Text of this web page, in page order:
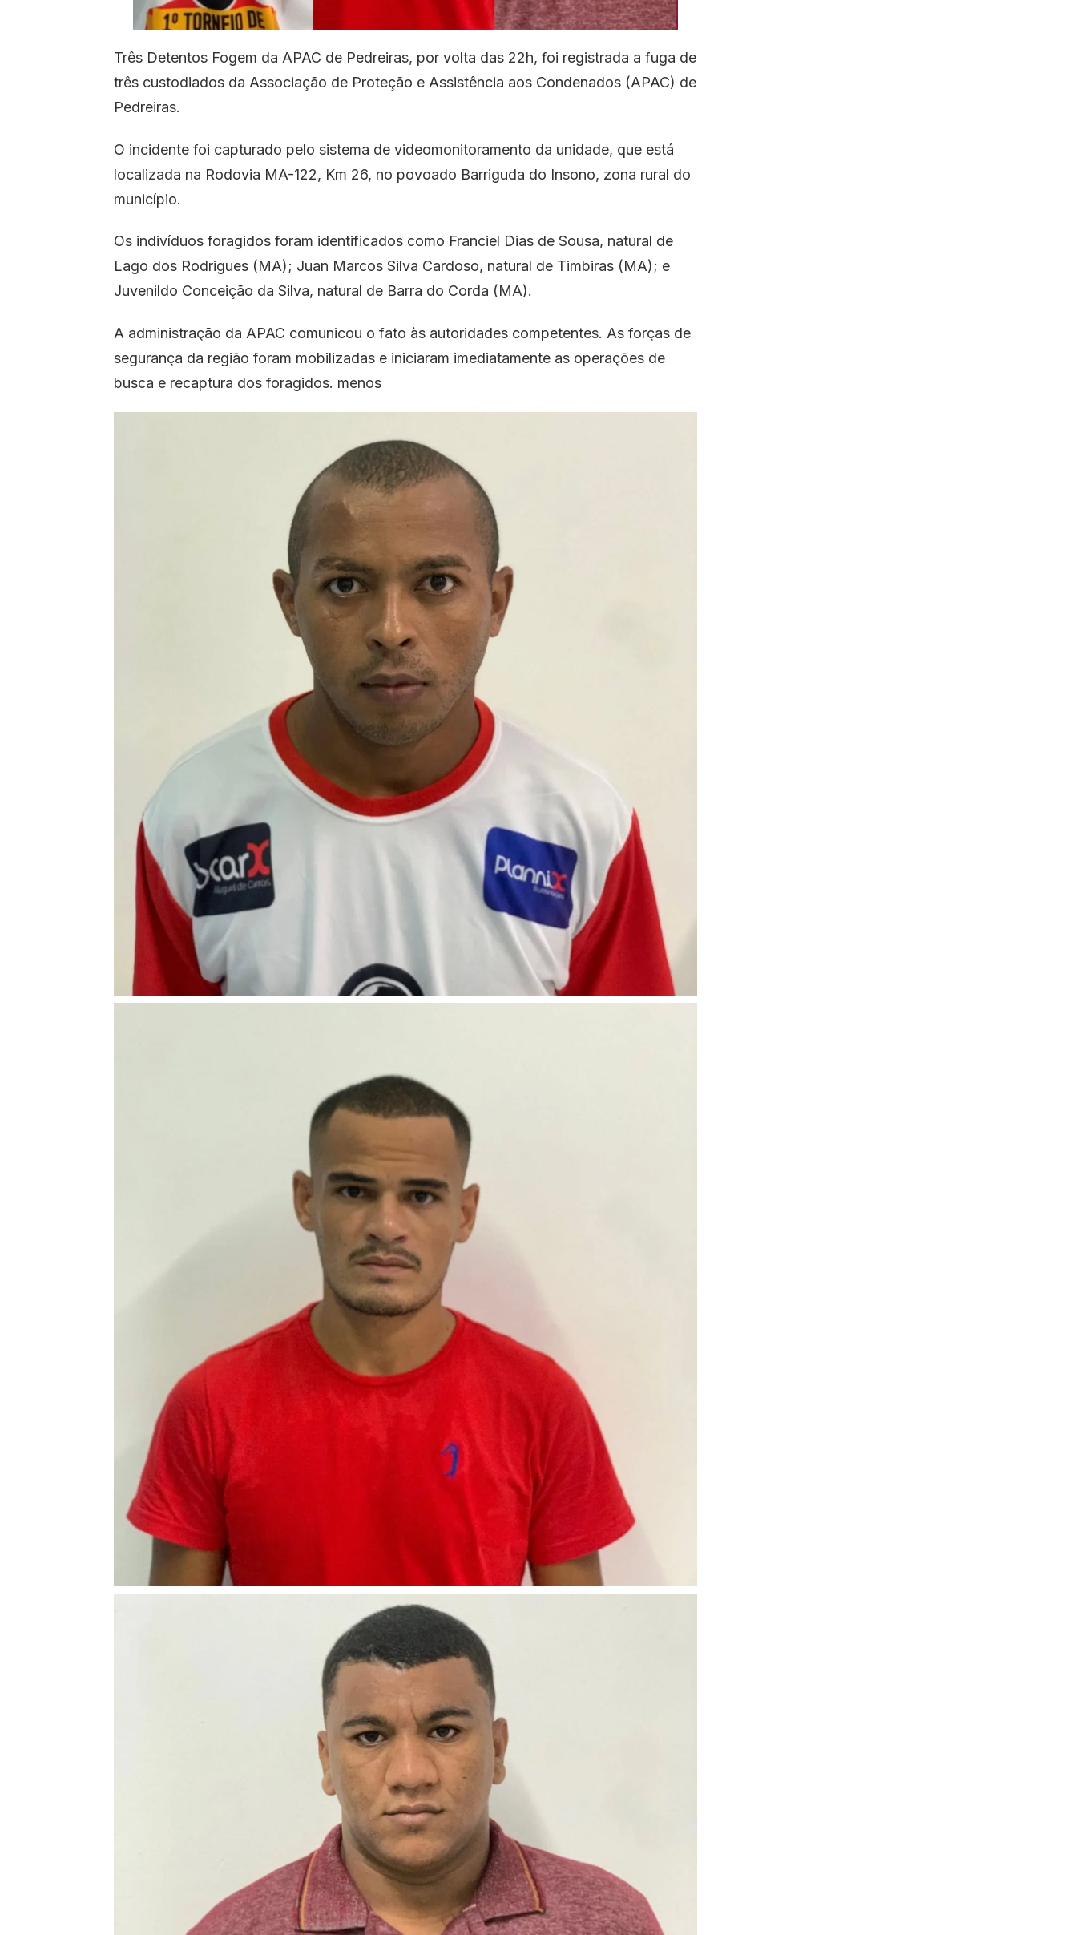
Três Detentos Fogem da APAC de Pedreiras, por volta das 22h, foi registrada a fuga de
três custodiados da Associação de Proteção e Assistência aos Condenados (APAC) de
Pedreiras.
O incidente foi capturado pelo sistema de videomonitoramento da unidade, que está
localizada na Rodovia MA-122, Km 26, no povoado Barriguda do Insono, zona rural do
município.
Os indivíduos foragidos foram identificados como Franciel Dias de Sousa, natural de
Lago dos Rodrigues (MA); Juan Marcos Silva Cardoso, natural de Timbiras (MA); e
Juvenildo Conceição da Silva, natural de Barra do Corda (MA).
A administração da APAC comunicou o fato às autoridades competentes. As forças de
segurança da região foram mobilizadas e iniciaram imediatamente as operações de
busca e recaptura dos foragidos. menos